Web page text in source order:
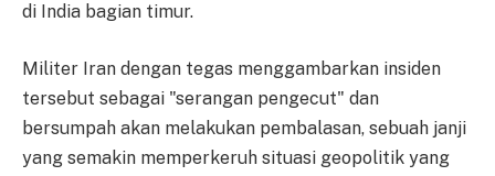
di India bagian timur.
Militer Iran dengan tegas menggambarkan insiden
tersebut sebagai "serangan pengecut" dan
bersumpah akan melakukan pembalasan, sebuah janji
yang semakin memperkeruh situasi geopolitik yang